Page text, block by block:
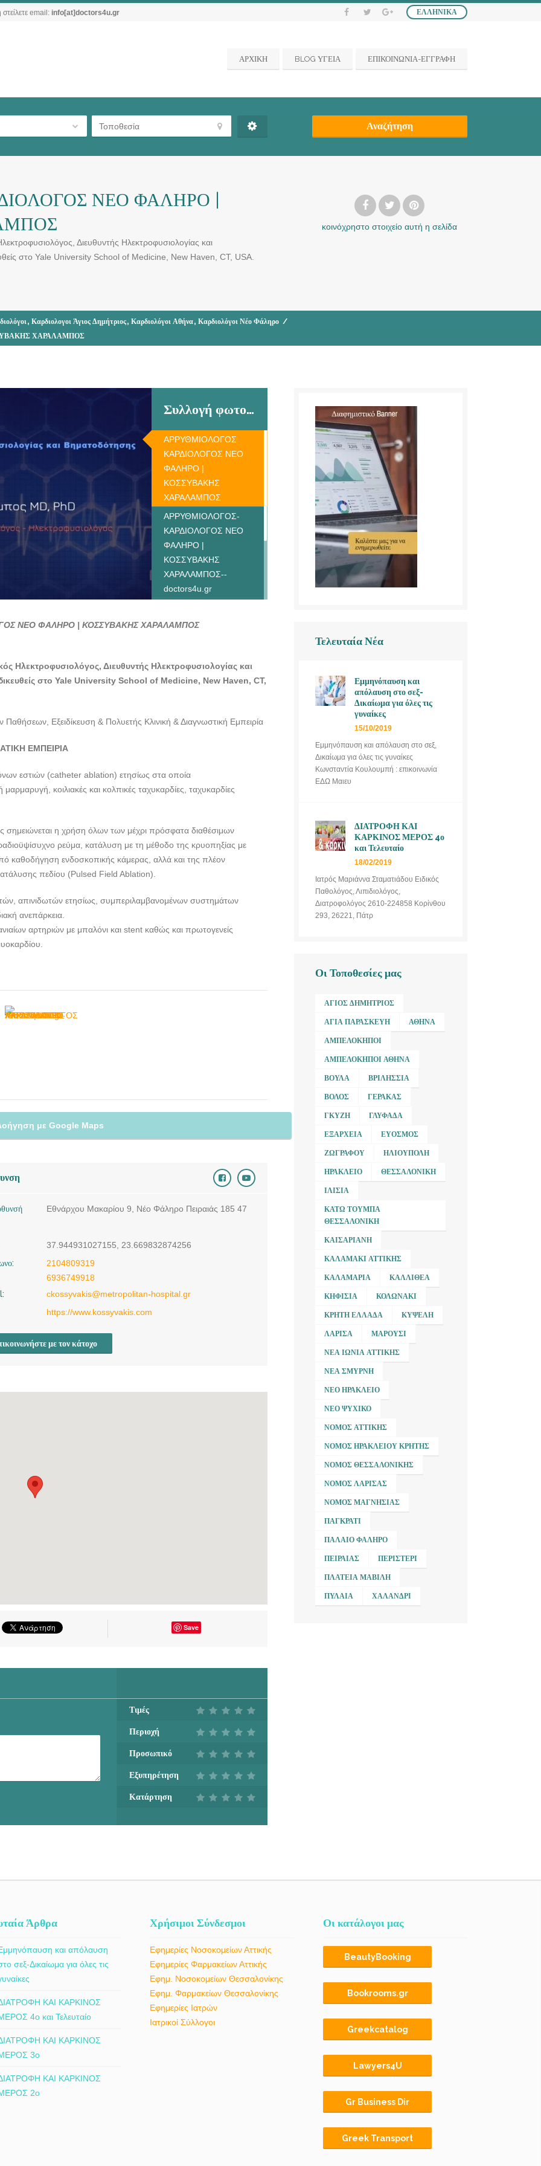
ΕΛΛΗΝΙΚΆ
στείλετε email: info[at]doctors4u.gr
ΑΡΧΙΚΗ BLOG ΥΓΕΙΑ ΕΠΙΚΟΙΝΩΝΙΑ-ΕΓΓΡΑΦΗ
Αναζήτηση
ΝΕΟ ΦΑΛΗΡΟ |
Διευθυντής Ηλεκτροφυσιολογίας και
στο Yale University School of Medicine, New Haven, CT, USA.
κοινόχρηστο στοιχείο αυτή η σελίδα
, Καρδιολογοι Άγιος Δημήτριος, Καρδιολόγοι Αθήνα, Καρδιολόγοι Νέο Φάληρο /
ΧΑΡΑΛΑΜΠΟΣ
Συλλογή φωτογραφιών
ΑΡΡΥΘΜΙΟΛΟΓΟΣ
ΚΑΡΔΙΟΛΟΓΟΣ ΝΕΟ
ΦΑΛΗΡΟ |
ΚΟΣΣΥΒΑΚΗΣ
ΧΑΡΑΛΑΜΠΟΣ
ΑΡΡΥΘΜΙΟΛΟΓΟΣ-
ΚΑΡΔΙΟΛΟΓΟΣ ΝΕΟ
ΦΑΛΗΡΟ |
ΚΟΣΣΥΒΑΚΗΣ
ΧΑΡΑΛΑΜΠΟΣ--
doctors4u.gr
ΚΑΡΔΙΟΛΟΓΟΣ ΝΕΟ
ΧΑΡΑΛΑΜΠΟΣ--
doctors4u.gr
ΝΕΟ ΦΑΛΗΡΟ | ΚΟΣΣΥΒΑΚΗΣ ΧΑΡΑΛΑΜΠΟΣ
Ηλεκτροφυσιολόγος, Διευθυντής Ηλεκτροφυσιολογίας και
στο Yale University School of Medicine, New Haven, CT,
Εξειδίκευση & Πολυετής Κλινική & Διαγνωστική Εμπειρία
ΕΜΠΕΙΡΙΑ
εστιών (catheter ablation) ετησίως στα οποία
κοιλιακές και κολπικές ταχυκαρδίες, ταχυκαρδίες
σημειώνεται η χρήση όλων των μέχρι πρόσφατα διαθέσιμων
ρεύμα, κατάλυση με τη μέθοδο της κρυοπηξίας με
καθοδήγηση ενδοσκοπικής κάμερας, αλλά και της πλέον
πεδίου (Pulsed Field Ablation).
απινιδωτών ετησίως, συμπεριλαμβανομένων συστημάτων
ανεπάρκεια.
αρτηριών με μπαλόνι και stent καθώς και πρωτογενείς
με Google Maps
Εθνάρχου Μακαρίου 9, Νέο Φάληρο Πειραιάς 185 47
37.944931027155, 23.669832874256
2104809319
6936749918
ckossyvakis@metropolitan-hospital.gr
https://www.kossyvakis.com
με τον κάτοχο
Save
Τιμές
Περιοχή
Προσωπικό
Εξυπηρέτηση
Κατάρτηση
Τελευταία Νέα
Εμμηνόπαυση και
απόλαυση στο σεξ-
Δικαίωμα για όλες τις
γυναίκες
15/10/2019
Εμμηνόπαυση και απόλαυση στο σεξ,
Δικαίωμα για όλες τις γυναίκες
Κωνσταντία Κουλουμπή : επικοινωνία
ΕΔΩ Μαιευ
ΔΙΑΤΡΟΦΗ ΚΑΙ
ΚΑΡΚΙΝΟΣ ΜΕΡΟΣ 4ο
και Τελευταίο
18/02/2019
Ιατρός Μαριάννα Σταματιάδου Ειδικός
Παθολόγος, Λιπιδιολόγος,
Διατροφολόγος 2610-224858 Κορίνθου
293, 26221, Πάτρ
Οι Τοποθεσίες μας
ΆΓΙΟΣ ΔΗΜΉΤΡΙΟΣ
ΑΓΊΑ ΠΑΡΑΣΚΕΥΉ ΑΘΉΝΑ
ΑΜΠΕΛΌΚΗΠΟΙ
ΑΜΠΕΛΌΚΗΠΟΙ ΑΘΉΝΑ
ΒΟΎΛΑ ΒΡΙΛΉΣΣΙΑ
ΒΌΛΟΣ ΓΈΡΑΚΑΣ
ΓΚΎΖΗ ΓΛΥΦΆΔΑ
ΕΞΆΡΧΕΙΑ ΕΎΟΣΜΟΣ
ΖΩΓΡΆΦΟΥ ΗΛΙΟΎΠΟΛΗ
ΗΡΆΚΛΕΙΟ ΘΕΣΣΑΛΟΝΊΚΗ
ΙΛΊΣΙΑ
ΚΆΤΩ ΤΟΎΜΠΑ
ΘΕΣΣΑΛΟΝΊΚΗ
ΚΑΙΣΑΡΙΑΝΉ
ΚΑΛΑΜΆΚΙ ΑΤΤΙΚΉΣ
ΚΑΛΑΜΑΡΙΆ ΚΑΛΛΙΘΈΑ
ΚΗΦΙΣΙΆ ΚΟΛΩΝΆΚΙ
ΚΡΉΤΗ ΕΛΛΆΔΑ ΚΥΨΈΛΗ
ΛΆΡΙΣΑ ΜΑΡΟΎΣΙ
ΝΈΑ ΙΩΝΊΑ ΑΤΤΙΚΉΣ
ΝΈΑ ΣΜΎΡΝΗ
ΝΈΟ ΗΡΆΚΛΕΙΟ
ΝΈΟ ΨΥΧΙΚΌ
ΝΟΜΌΣ ΑΤΤΙΚΉΣ
ΝΟΜΌΣ ΗΡΑΚΛΕΊΟΥ ΚΡΉΤΗΣ
ΝΟΜΌΣ ΘΕΣΣΑΛΟΝΊΚΗΣ
ΝΟΜΌΣ ΛΆΡΙΣΑΣ
ΝΟΜΌΣ ΜΑΓΝΗΣΊΑΣ
ΠΑΓΚΡΆΤΙ
ΠΑΛΑΙΌ ΦΆΛΗΡΟ
ΠΕΙΡΑΙΆΣ ΠΕΡΙΣΤΈΡΙ
ΠΛΑΤΕΊΑ ΜΑΒΊΛΗ
ΠΥΛΑΊΑ ΧΑΛΆΝΔΡΙ
Άρθρα
και απόλαυση
σεξ-Δικαίωμα για όλες τις
ΚΑΙ ΚΑΡΚΙΝΟΣ
4ο και Τελευταίο
ΚΑΙ ΚΑΡΚΙΝΟΣ
3ο
ΚΑΙ ΚΑΡΚΙΝΟΣ
2ο
Χρήσιμοι Σύνδεσμοι
Εφημερίες Νοσοκομείων Αττικής
Εφημερίες Φαρμακείων Αττικής
Εφημ. Νοσοκομείων Θεσσαλονίκης
Εφημ. Φαρμακείων Θεσσαλονίκης
Εφημερίες Ιατρών
Ιατρικοί Σύλλογοι
Οι κατάλογοι μας
BeautyBooking
Bookrooms.gr
Greekcatalog
Lawyers4U
Gr Business Dir
Greek Transport